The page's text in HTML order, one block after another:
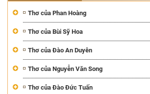
Thơ của Phan Hoàng
Thơ của Bùi Sỹ Hoa
Thơ của Đào An Duyên
Thơ của Nguyễn Văn Song
Thơ của Đào Đức Tuấn